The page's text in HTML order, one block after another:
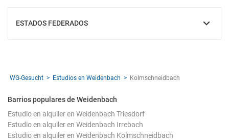
ESTADOS FEDERADOS
MOSTRAR
WG-Gesucht Estudios en Weidenbach Kolmschneidbach
Barrios populares de Weidenbach
Estudio en alquiler en Weidenbach Triesdorf
Estudio en alquiler en Weidenbach Irrebach
Estudio en alquiler en Weidenbach Kolmschneidbach